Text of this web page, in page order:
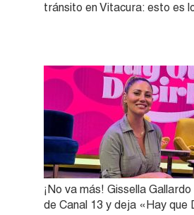
tránsito en Vitacura: esto es
¡No va más! Gissella
de Canal 13 y deja «Hay que